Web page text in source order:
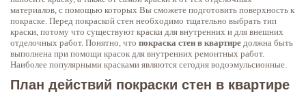
материалов, с помощью которых Вы сможете подготовить поверхность к
покраске. Перед покраской стен необходимо тщательно выбрать тип
краски, потому что существуют краски для внутренних и для внешних
отделочных работ. Понятно, что покраска стен в квартире должна быть
выполнена при помощи красок для внутренних ремонтных работ.
Наиболее популярными красками являются сегодня водоэмульсионные.
План действий покраски стен в квартире